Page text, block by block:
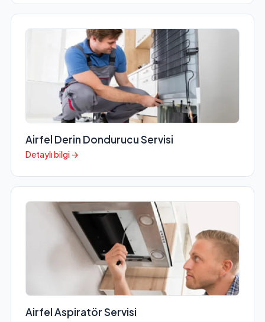
Airfel Derin Dondurucu Servisi
Detaylı bilgi →
Airfel Aspiratör Servisi